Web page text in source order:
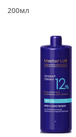
200мл